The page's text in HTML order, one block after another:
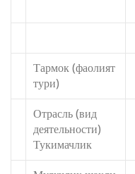
Тармок (фаолият
тури)
Отрасль (вид
деятельности)
Тукимачлик